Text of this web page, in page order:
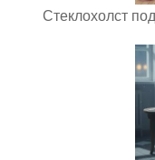
Стеклохолст